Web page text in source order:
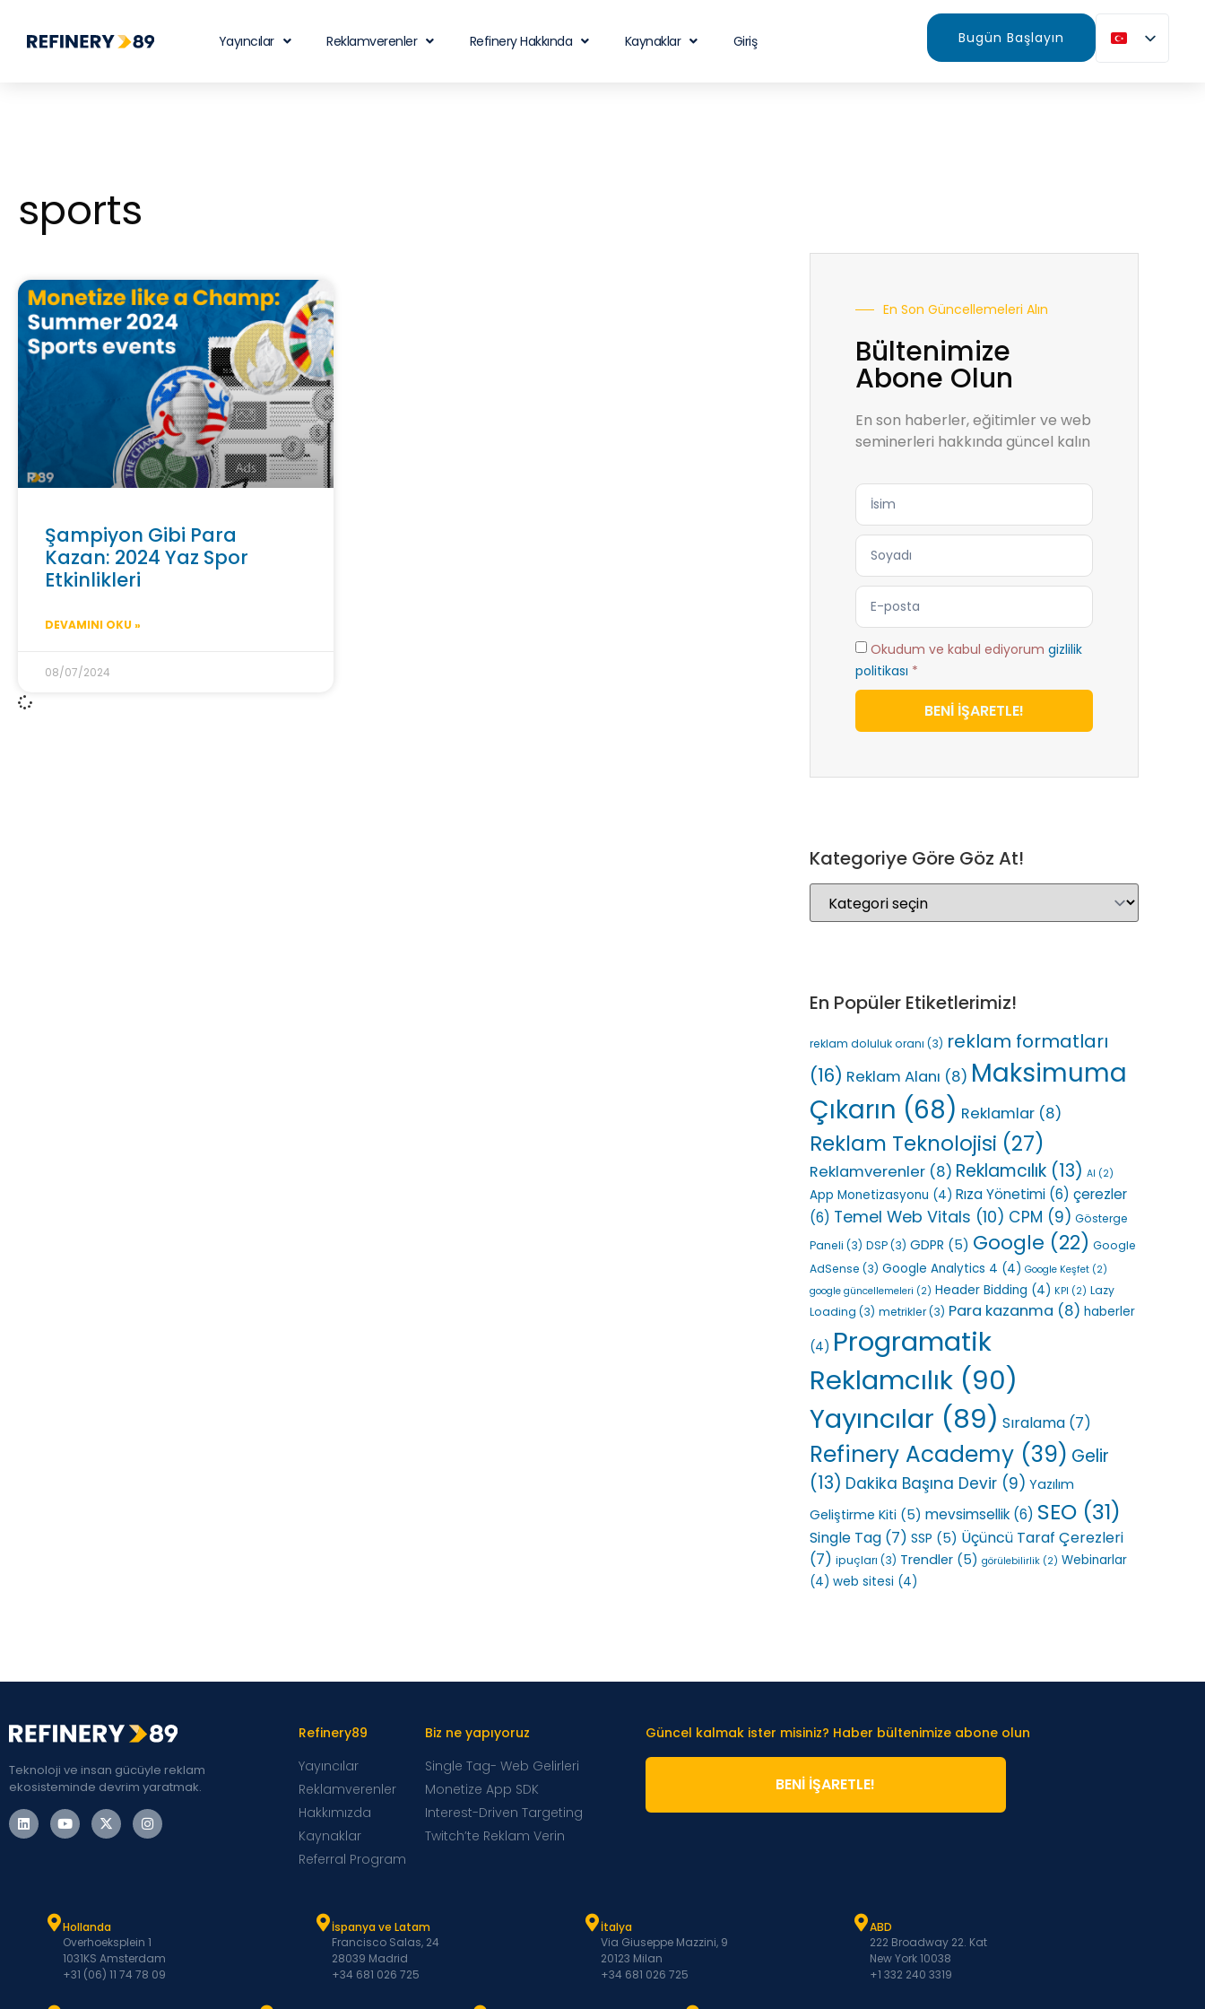
Yayıncılar Reklamverenler Refinery Hakkında Kaynaklar Giriş Bugün Başlayın
sports
Şampiyon Gibi Para
Kazan: 2024 Yaz Spor
Etkinlikleri
DEVAMINI OKU »
08/07/2024
En Son Güncellemeleri Alın
Bültenimize
Abone Olun
En son haberler, eğitimler ve web
seminerleri hakkında güncel kalın
Okudum ve kabul ediyorum gizlilik
politikası *
BENİ İŞARETLE!
Kategoriye Göre Göz At!
En Popüler Etiketlerimiz!
reklam doluluk oranı (3) reklam formatları
(16) Reklam Alanı (8) Maksimuma
Çıkarın (68) Reklamlar (8)
Reklam Teknolojisi (27)
Reklamverenler (8) Reklamcılık (13) AI (2)
App Monetizasyonu (4) Rıza Yönetimi (6) çerezler
(6) Temel Web Vitals (10) CPM (9) Gösterge
Paneli (3) DSP(3) GDPR (5) Google (22) Google
AdSense (3) Google Analytics 4 (4) Google Keşfet (2)
google güncellemeleri (2) Header Bidding (4) KPI (2) Lazy
Loading (3) metrikler(3) Para kazanma (8) haberler
(4) Programatik
Reklamcılık (90)
Yayıncılar (89) Sıralama (7)
Refinery Academy (39) Gelir
(13) Dakika Başına Devir (9) Yazılım
Geliştirme Kiti (5) mevsimsellik (6) SEO (31)
Single Tag (7) SSP (5) Üçüncü Taraf Çerezleri
(7) ipuçları (3) Trendler (5) görülebilirlik (2) Webinarlar
(4) web sitesi (4)
Teknoloji ve insan gücüyle reklam
ekosisteminde devrim yaratmak.
Refinery89
Yayıncılar
Reklamverenler
Hakkımızda
Kaynaklar
Referral Program
Biz ne yapıyoruz
Single Tag- Web Gelirleri
Monetize App SDK
Interest-Driven Targeting
Twitch’te Reklam Verin
Güncel kalmak ister misiniz? Haber bültenimize abone olun
BENİ İŞARETLE!
Hollanda
Overhoeksplein 1
1031KS Amsterdam
+31 (06) 11 74 78 09
İspanya ve Latam
Francisco Salas, 24
28039 Madrid
+34 681 026 725
İtalya
Via Giuseppe Mazzini, 9
20123 Milan
+34 681 026 725
ABD
222 Broadway 22. Kat
New York 10038
+1 332 240 3319